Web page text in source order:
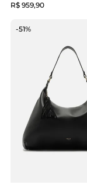
R$ 959,90
-51%